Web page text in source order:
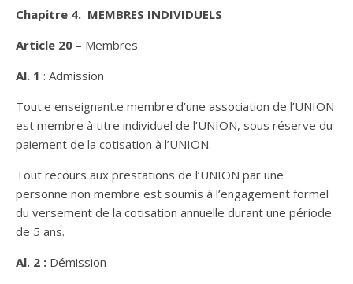
Chapitre 4. MEMBRES INDIVIDUELS
Article 20 – Membres
Al. 1 : Admission
Tout.e enseignant.e membre d’une association de l’UNION
est membre à titre individuel de l’UNION, sous réserve du
paiement de la cotisation à l’UNION.
Tout recours aux prestations de l’UNION par une
personne non membre est soumis à l’engagement formel
du versement de la cotisation annuelle durant une période
de 5 ans.
Al. 2 : Démission